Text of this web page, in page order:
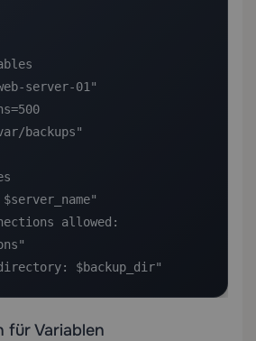
server-01"
backups"
allowed:
$backup_dir"
für Variablen